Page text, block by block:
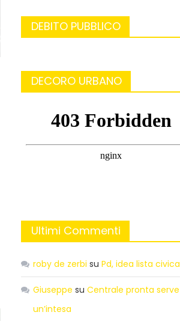
DEBITO PUBBLICO
DECORO URBANO
Ultimi Commenti
roby de zerbi suPd, idea lista civica
Giuseppe suCentrale pronta serve
un’intesa